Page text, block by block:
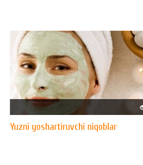
Yuzni yoshartiruvchi niqoblar